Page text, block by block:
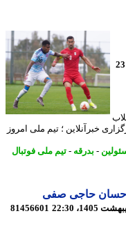
؛ تیم ملی امروز
-بدرقه- تیم ملی فوتبال
حاجی صفی
81456601